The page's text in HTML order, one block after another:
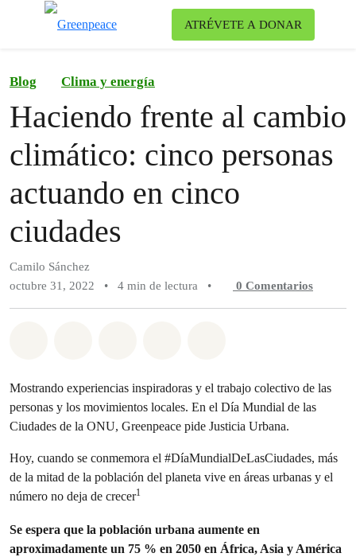
ATRÉVETE A DONAR
Blog Clima y energía
Haciendo frente al cambio
climático: cinco personas
actuando en cinco
ciudades
Camilo Sánchez
octubre 31, 2022
• 4 min de lectura • 0 Comentarios
Mostrando experiencias inspiradoras y el trabajo colectivo de las
personas y los movimientos locales. En el Día Mundial de las
Ciudades de la ONU, Greenpeace pide Justicia Urbana.
Hoy, cuando se conmemora el #DíaMundialDeLasCiudades, más
de la mitad de la población del planeta vive en áreas urbanas y el
número no deja de crecer1
Se espera que la población urbana aumente en
aproximadamente un 75 % en 2050 en África, Asia y América